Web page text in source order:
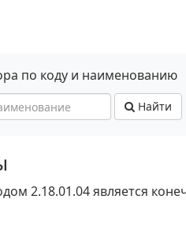
по коду и наименованию
Найти
2.18.01.04 является